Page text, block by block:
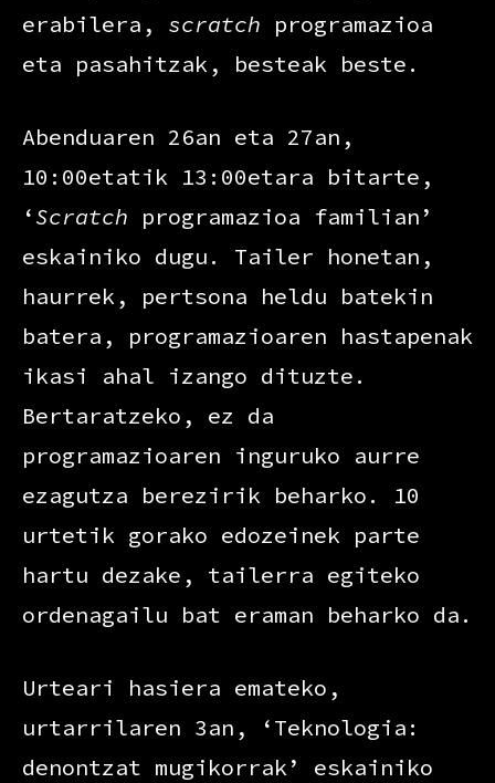
erabilera, scratch programazioa
eta pasahitzak, besteak beste.
Abenduaren 26an eta 27an,
10:00etatik 13:00etara bitarte,
‘ Scratch programazioa familian’
eskainiko dugu. Tailer honetan,
haurrek, pertsona heldu batekin
batera, programazioaren hastapenak
ikasi ahal izango dituzte.
Bertaratzeko, ez da
programazioaren inguruko aurre
ezagutza berezirik beharko. 10
urtetik gorako edozeinek parte
hartu dezake, tailerra egiteko
ordenagailu bat eraman beharko da.
Urteari hasiera emateko,
urtarrilaren 3an, ‘Teknologia:
denontzat mugikorrak’ eskainiko